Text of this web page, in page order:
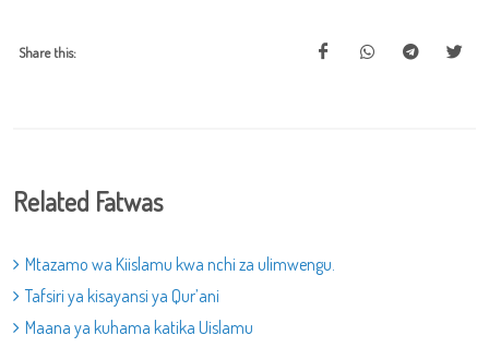
Share this:
Related Fatwas
Mtazamo wa Kiislamu kwa nchi za ulimwengu.
Tafsiri ya kisayansi ya Qur’ani
Maana ya kuhama katika Uislamu